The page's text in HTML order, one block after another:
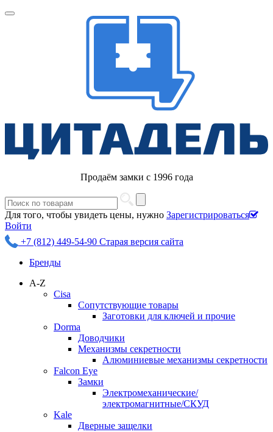
Продаём замки с 1996 года
Для того, чтобы увидеть цены, нужно Зарегистрироваться
Войти
+7 (812) 449-54-90 Старая версия сайта
Бренды
A-Z
Cisa
Сопутствующие товары
Заготовки для ключей и прочие
Dorma
Доводчики
Механизмы секретности
Алюминиевые механизмы секретности
Falcon Eye
Замки
Электромеханические/
электромагнитные/СКУД
Kale
Дверные защелки